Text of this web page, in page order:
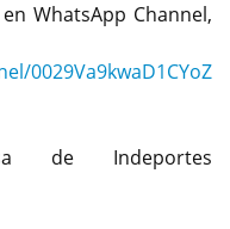
WhatsApp Channel,
0029Va9kwaD1CYoZ
de Indeportes